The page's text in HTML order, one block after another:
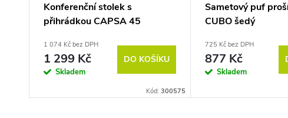
Konferenční stolek s
přihrádkou CAPSA 45
1 074 Kč bez DPH
1 299 Kč
Skladem
DO KOŠÍKU
Kód: 300575
Sametový puf
CUBO šedý
725 Kč bez DPH
877 Kč
Skladem